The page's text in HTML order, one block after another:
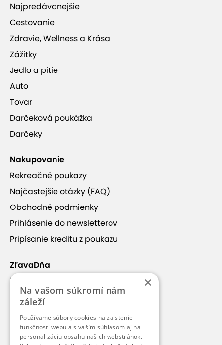
Najpredávanejšie
Cestovanie
Zdravie, Wellness a Krása
Zážitky
Jedlo a pitie
Auto
Tovar
Darčeková poukážka
Darčeky
Nakupovanie
Rekreačné poukazy
Najčastejšie otázky (FAQ)
Obchodné podmienky
Prihlásenie do newsletterov
Pripísanie kreditu z poukazu
ZľavaDňa
Náš príbeh
Kontakt
Kariéra
Blog
×
Na vašom súkromí nám
záleží
Používame súbory cookies na zaistenie
funkčnosti webu a s vaším súhlasom aj na
personalizáciu obsahu našich webstránok.